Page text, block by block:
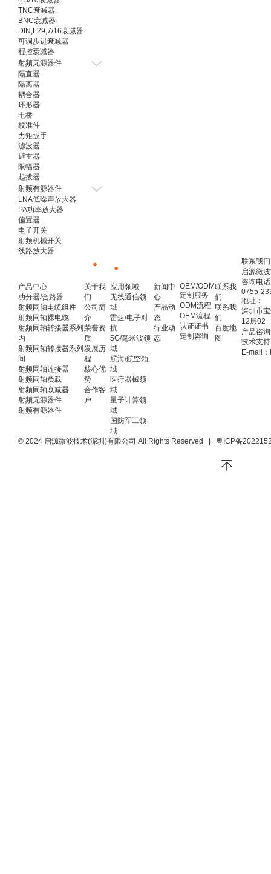
TNC衰减器
BNC衰减器
DIN,L29,7/16衰减器
可调步进衰减器
程控衰减器
射频无源器件
隔直器
隔离器
耦合器
环形器
电桥
校准件
力矩扳手
滤波器
避雷器
限幅器
起拔器
射频有源器件
LNA低噪声放大器
PA功率放大器
偏置器
电子开关
射频机械开关
线路放大器
产品中心
功分器/合路器
射频同轴电缆组件
射频同轴裸电缆
射频同轴转接器系列
内
射频同轴转接器系列
间
射频同轴连接器
射频同轴负载
射频同轴衰减器
射频无源器件
射频有源器件
关于我
们
公司简
介
荣誉资
质
发展历
程
核心优
势
合作客
户
应用领域
无线通信领
域
雷达/电子对
抗
5G/毫米波领
域
航海/航空领
域
医疗器械领
域
量子计算领
域
国防军工领
域
新闻中
心
产品动
态
行业动
态
OEM/ODM
定制服务
ODM流程
OEM流程
认证证书
定制咨询
联系我
们
联系我
们
百度地
图
联系我们
启源微
咨询电话
0755-
地址：
深圳市
12层02
产品咨
技术支
E-mail
© 2024 启源微波技术(深圳)有限公司 All Rights Reserved 粤ICP备